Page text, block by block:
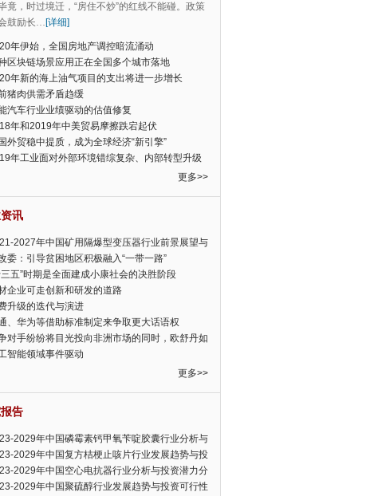
竟，时过境迁，“房住不炒”的红线不能碰。政策
鼓励长…[详细]
年伊始，全国房地产调控暗流涌动
区块链场景应用正在全国多个城市落地
年新的海上油气项目的支出将进一步增长
猪肉供需矛盾趋缓
汽车行业业绩驱动的估值修复
年和2019年中美贸易摩擦跌宕起伏
外贸稳中提质，成为全球经济“新引擎”
年工业面对外部环境错综复杂、内部转型升级
更多>>
讯
2027年中国矿用隔爆型变压器行业前景展望与
前景预测报告
委：引导贫困地区积极融入“一带一路”
三五”时期是全面建成小康社会的决胜阶段
企业可走创新和研发的道路
升级的迭代与演进
、华为等借助标准制定来争取更大话语权
对手纷纷将目光投向非洲市场的同时，欧舒丹如
定，难道就真的不怕丧失先机吗?
智能领域事件驱动
更多>>
告
2029年中国磷霉素钙甲氧苄啶胶囊行业分析与
可行性报告
2029年中国复方桔梗止咳片行业发展趋势与投
力分析报告
2029年中国空心电抗器行业分析与投资潜力分
告2029年中国聚硫醇行业发展趋势与投资可行性